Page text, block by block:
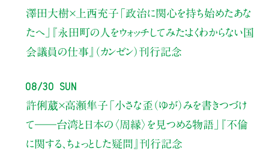
澤田大樹×上西充子 「政治に関心を持ち始めたあな
たへ」
『永田町の人をウォッチしてみた：よくわからない国
会議員の仕事』（カンゼン）刊行記念
08/30 Sun
許俐葳×高瀬隼子 「小さな歪（ゆが）みを書きつづけ
て――台湾と日本の〈周縁〉を見つめる物語」
『不倫
に関する、ちょっとした疑問』刊行記念